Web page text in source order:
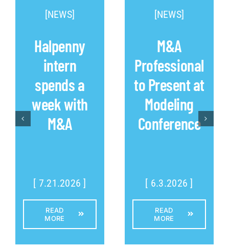
[NEWS]
Halpenny
intern
spends a
week with
M&A
[ 7.21.2026 ]
READ
MORE
[NEWS]
M&A
Professional
to Present at
Modeling
Conference
[ 6.3.2026 ]
READ
MORE